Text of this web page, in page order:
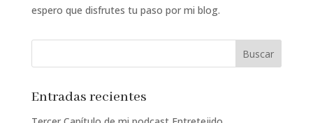
espero que disfrutes tu paso por mi blog.
Entradas recientes